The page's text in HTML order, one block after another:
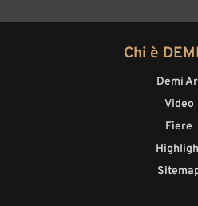
Chi è
Demi
Video
Fiere